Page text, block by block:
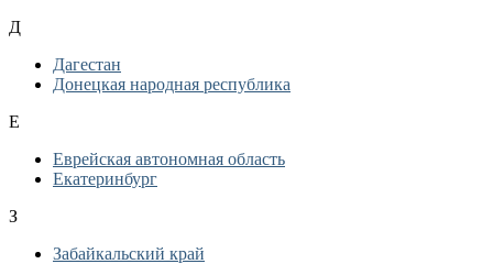
Д
Дагестан
Донецкая народная республика
Е
Еврейская автономная область
Екатеринбург
З
Забайкальский край